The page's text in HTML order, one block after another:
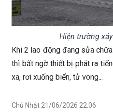
Hiện trường
Khi 2 lao động đang sửa
thì bất ngờ thiết bị phát ra
xa, rơi xuống biển, tử vong...
Chủ Nhật 21/06/2026 22:06